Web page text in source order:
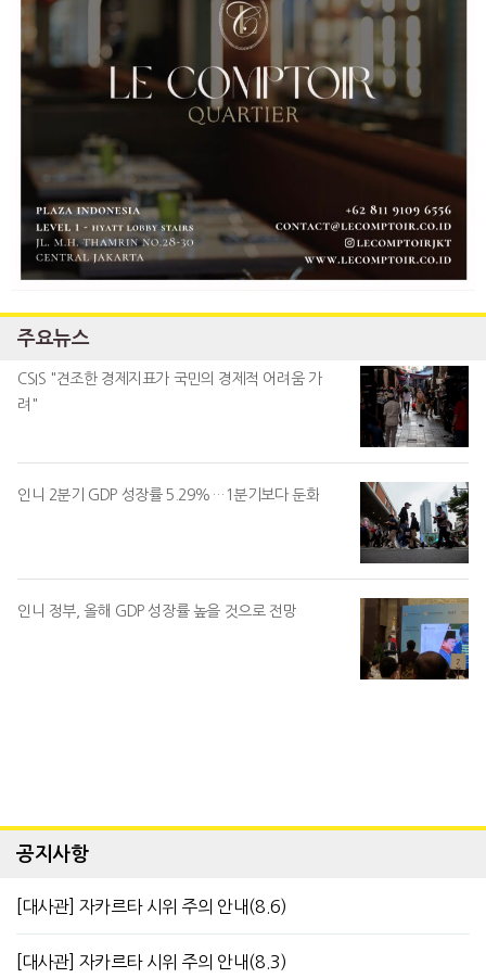
주요뉴스
CSIS "견조한 경제지표가 국민의 경제적 어려움 가
려"
인니 2분기 GDP 성장률 5.29%…1분기보다 둔화
인니 정부, 올해 GDP 성장률 높을 것으로 전망
공지사항
[대사관] 자카르타 시위 주의 안내(8.6)
[대사관] 자카르타 시위 주의 안내(8.3)